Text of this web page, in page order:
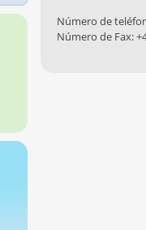
Número de
Número de Fax: